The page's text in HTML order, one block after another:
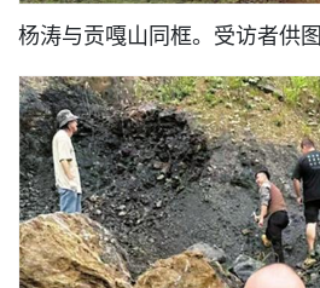
杨涛与贡嘎山同框。受访者供图